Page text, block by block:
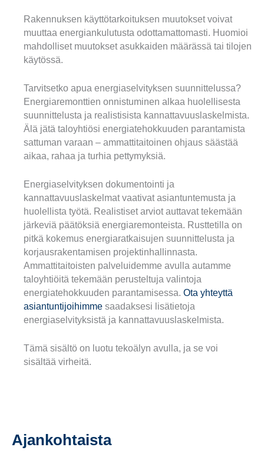
Rakennuksen käyttötarkoituksen muutokset voivat
muuttaa energiankulutusta odottamattomasti. Huomioi
mahdolliset muutokset asukkaiden määrässä tai tilojen
käytössä.
Tarvitsetko apua energiaselvityksen suunnittelussa?
Energiaremonttien onnistuminen alkaa huolellisesta
suunnittelusta ja realistisista kannattavuuslaskelmista.
Älä jätä taloyhtiösi energiatehokkuuden parantamista
sattuman varaan – ammattitaitoinen ohjaus säästää
aikaa, rahaa ja turhia pettymyksiä.
Energiaselvityksen dokumentointi ja
kannattavuuslaskelmat vaativat asiantuntemusta ja
huolellista työtä. Realistiset arviot auttavat tekemään
järkeviä päätöksiä energiaremonteista. Rusttetilla on
pitkä kokemus energiaratkaisujen suunnittelusta ja
korjausrakentamisen projektinhallinnasta.
Ammattitaitoisten palveluidemme avulla autamme
taloyhtiöitä tekemään perusteltuja valintoja
energiatehokkuuden parantamisessa. Ota yhteyttä
asiantuntijoihimme saadaksesi lisätietoja
energiaselvityksistä ja kannattavuuslaskelmista.
Tämä sisältö on luotu tekoälyn avulla, ja se voi
sisältää virheitä.
Ajankohtaista